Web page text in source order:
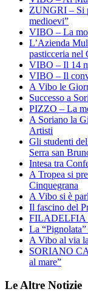
ZUNGRI – Si
medioevi”
VIBO – La
L’Azienda
pasticceria nel
VIBO – Il 14
VIBO – Il
A Vibo le
Successo a
PIZZO – La
A Soriano la
Artisti
Gli studenti
Serra san
Intesa tra
A Tropea si
Cinquegrana
A Vibo si è
Il fascino del
FILADELFIA
La
A Vibo al via
SORIANO
al mare”
Le Altre Notizie